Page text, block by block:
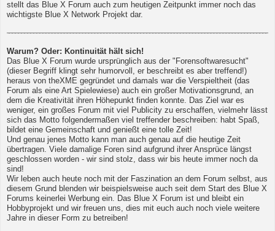
stellt das Blue X Forum auch zum heutigen Zeitpunkt immer noch das
wichtigste Blue X Network Projekt dar.
Warum? Oder: Kontinuität hält sich!
Das Blue X Forum wurde ursprünglich aus der "Forensoftwaresucht"
(dieser Begriff klingt sehr humorvoll, er beschreibt es aber treffend!)
heraus von theXME gegründet und damals war die Verspieltheit (das
Forum als eine Art Spielewiese) auch ein großer Motivationsgrund, an
dem die Kreativität ihren Höhepunkt finden konnte. Das Ziel war es
weniger, ein großes Forum mit viel Publicity zu erschaffen, vielmehr lässt
sich das Motto folgendermaßen viel treffender beschreiben: habt Spaß,
bildet eine Gemeinschaft und genießt eine tolle Zeit!
Und genau jenes Motto kann man auch genau auf die heutige Zeit
übertragen. Viele damalige Foren sind aufgrund ihrer Ansprüce längst
geschlossen worden - wir sind stolz, dass wir bis heute immer noch da
sind!
Wir leben auch heute noch mit der Faszination an dem Forum selbst, aus
diesem Grund blenden wir beispielsweise auch seit dem Start des Blue X
Forums keinerlei Werbung ein. Das Blue X Forum ist und bleibt ein
Hobbyprojekt und wir freuen uns, dies mit euch auch noch viele weitere
Jahre in dieser Form zu betreiben!